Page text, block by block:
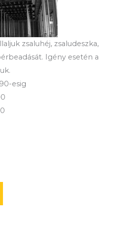
zsaluhéj, zsaludeszka,
Igény esetén a
esig